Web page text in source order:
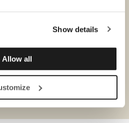
Show details
Allow all